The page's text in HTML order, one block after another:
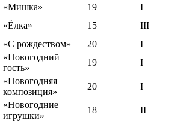
«Мишка» 19
I
«Ёлка» 15
III
«С рождеством» 20
I
«Новогодний
гость»
19 I
«Новогодняя
композиция»
20 I
«Новогодние
игрушки»
18 II